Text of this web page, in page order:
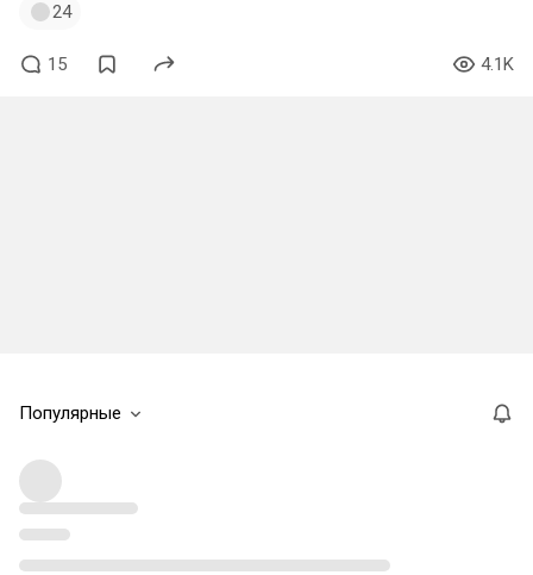
24
15 4.1K
Популярные